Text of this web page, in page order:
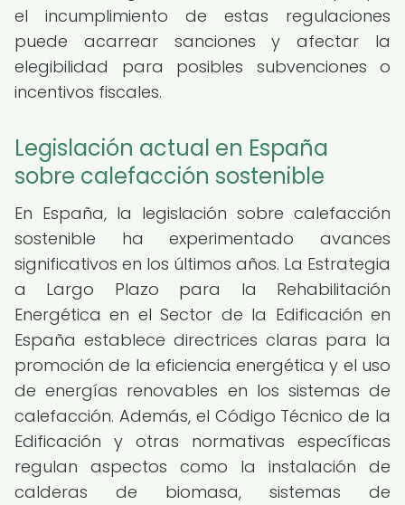
el incumplimiento de estas regulaciones
puede acarrear sanciones y afectar la
elegibilidad para posibles subvenciones o
incentivos fiscales.
Legislación actual en España
sobre calefacción sostenible
En España, la legislación sobre calefacción
sostenible ha experimentado avances
significativos en los últimos años. La Estrategia
a Largo Plazo para la Rehabilitación
Energética en el Sector de la Edificación en
España establece directrices claras para la
promoción de la eficiencia energética y el uso
de energías renovables en los sistemas de
calefacción. Además, el Código Técnico de la
Edificación y otras normativas específicas
regulan aspectos como la instalación de
calderas de biomasa, sistemas de